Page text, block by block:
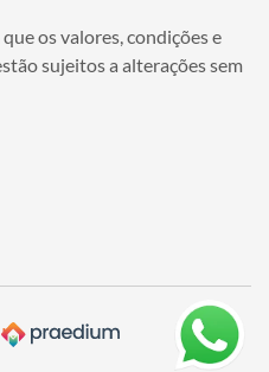
os valores, condições e
sujeitos a alterações sem